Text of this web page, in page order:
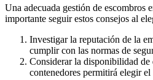
Una adecuada gestión de escombros
importante seguir estos consejos al
Investigar la reputación de la
cumplir con las normas de
Considerar la disponibilidad de
contenedores permitirá elegir el